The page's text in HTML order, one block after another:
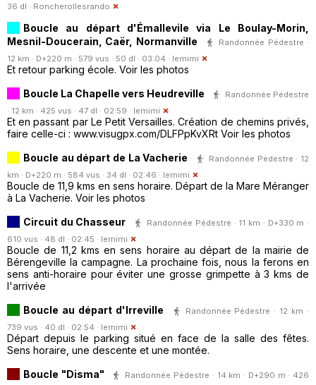
36 dl · Roncherollesrando
Boucle au départ d'Émallevile via Le Boulay-Morin,
Mesnil-Doucerain, Caër, Normanville
Randonnée Pédestre ·
12 km · D+220 m · 579 vus · 50 dl · 03:04 · lemimi
Et retour parking école. Voir les photos
Boucle La Chapelle vers Heudreville
Randonnée Pédestre
· 12 km · 425 vus · 47 dl · 02:59 · lemimi
Et en passant par Le Petit Versailles. Création de chemins privés,
faire celle-ci : www.visugpx.com/DLFPpKvXRt Voir les photos
Boucle au départ de La Vacherie
Randonnée Pédestre · 12
km · D+220 m · 584 vus · 34 dl · 02:46 · lemimi
Boucle de 11,9 kms en sens horaire. Départ de la Mare Méranger
à La Vacherie. Voir les photos
Circuit du Chasseur
Randonnée Pédestre · 11 km · D+330 m ·
610 vus · 48 dl · 02:45 · lemimi
Boucle de 11,2 kms en sens horaire au départ de la mairie de
Bérengeville la campagne. La prochaine fois, nous la ferons en
sens anti-horaire pour éviter une grosse grimpette à 3 kms de
l'arrivée
Boucle au départ d'Irreville
Randonnée Pédestre · 12 km ·
739 vus · 40 dl · 02:54 · lemimi
Départ depuis le parking situé en face de la salle des fêtes.
Sens horaire, une descente et une montée.
Boucle "Disma"
Randonnée Pédestre · 14 km · D+290 m · 426